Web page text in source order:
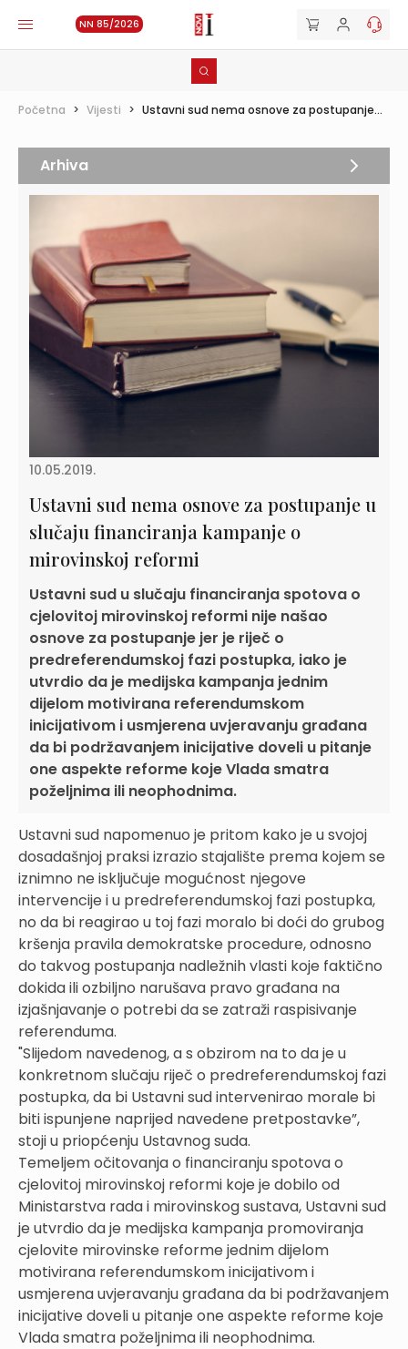
NN 85/2026
Početna > Vijesti > Ustavni sud nema osnove za postupanje...
10.05.2019.
Ustavni sud nema osnove za postupanje u
slučaju financiranja kampanje o
mirovinskoj reformi
Ustavni sud u slučaju financiranja spotova o
cjelovitoj mirovinskoj reformi nije našao
osnove za postupanje jer je riječ o
predreferendumskoj fazi postupka, iako je
utvrdio da je medijska kampanja jednim
dijelom motivirana referendumskom
inicijativom i usmjerena uvjeravanju građana
da bi podržavanjem inicijative doveli u pitanje
one aspekte reforme koje Vlada smatra
poželjnima ili neophodnima.
Ustavni sud napomenuo je pritom kako je u svojoj
dosadašnjoj praksi izrazio stajalište prema kojem se
iznimno ne isključuje mogućnost njegove
intervencije i u predreferendumskoj fazi postupka,
no da bi reagirao u toj fazi moralo bi doći do grubog
kršenja pravila demokratske procedure, odnosno
do takvog postupanja nadležnih vlasti koje faktično
dokida ili ozbiljno narušava pravo građana na
izjašnjavanje o potrebi da se zatraži raspisivanje
referenduma.
"Slijedom navedenog, a s obzirom na to da je u
konkretnom slučaju riječ o predreferendumskoj fazi
postupka, da bi Ustavni sud intervenirao morale bi
biti ispunjene naprijed navedene pretpostavke”,
stoji u priopćenju Ustavnog suda.
Temeljem očitovanja o financiranju spotova o
cjelovitoj mirovinskoj reformi koje je dobilo od
Ministarstva rada i mirovinskog sustava, Ustavni sud
je utvrdio da je medijska kampanja promoviranja
cjelovite mirovinske reforme jednim dijelom
motivirana referendumskom inicijativom i
usmjerena uvjeravanju građana da bi podržavanjem
inicijative doveli u pitanje one aspekte reforme koje
Vlada smatra poželjnima ili neophodnima.
Arhiva